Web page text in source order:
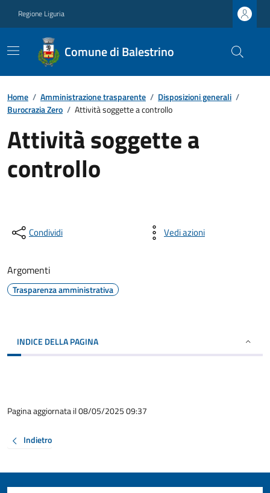
Regione Liguria
Comune di Balestrino
Home / Amministrazione trasparente / Disposizioni generali /
Burocrazia Zero / Attività soggette a controllo
Attività soggette a
controllo
Condividi Vedi azioni
Argomenti
Trasparenza amministrativa
INDICE DELLA PAGINA
Pagina aggiornata il 08/05/2025 09:37
Indietro